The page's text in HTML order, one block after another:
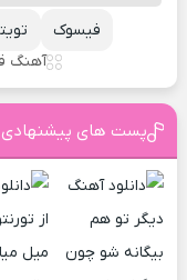
فیسوک
آهنگ
پست های پیشنهادی